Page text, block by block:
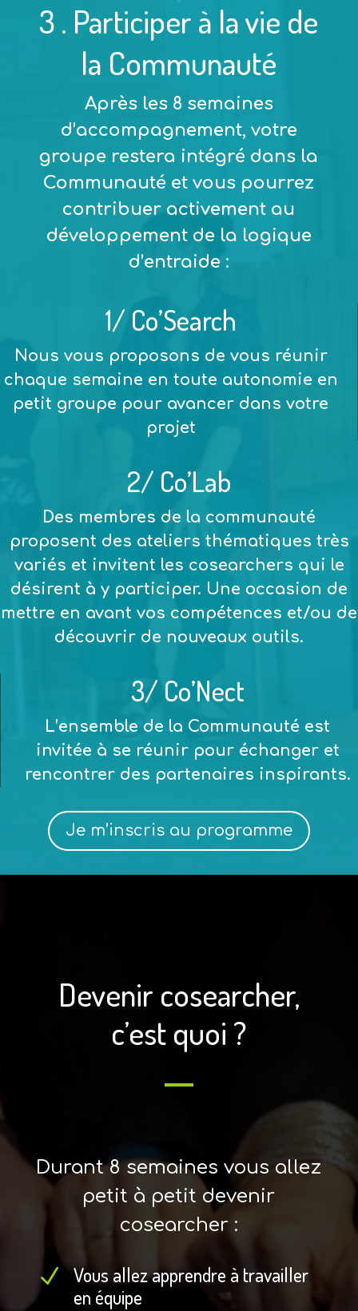
3 . Participer à la vie de
la Communauté
Après les 8 semaines
d’accompagnement, votre
groupe restera intégré dans la
Communauté et vous pourrez
contribuer activement au
développement de la logique
d’entraide:
1/ Co’Search
Nous vous proposons de vous réunir
chaque semaine en toute autonomie en
petit groupe pour avancer dans votre
projet
2/ Co’Lab
Des membres de la communauté
proposent des ateliers thématiques très
variés et invitent les cosearchers qui le
désirent à y participer. Une occasion de
mettre en avant vos compétences et/ou de
découvrir de nouveaux outils.
3/ Co’Nect
L’ensemble de la Communauté est
invitée à se réunir pour échanger et
rencontrer des partenaires inspirants.
Je m’inscris au programme
Devenir cosearcher,
c’est quoi ?
Durant 8 semaines vous allez
petit à petit devenir
cosearcher :
N
Vous allez apprendre à travailler
en équipe